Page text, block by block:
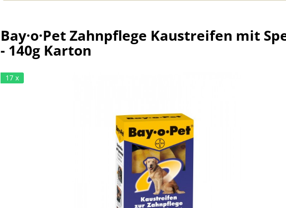
Bay·o·Pet Zahnpflege Kaustreifen mit
- 140g Karton
17 x